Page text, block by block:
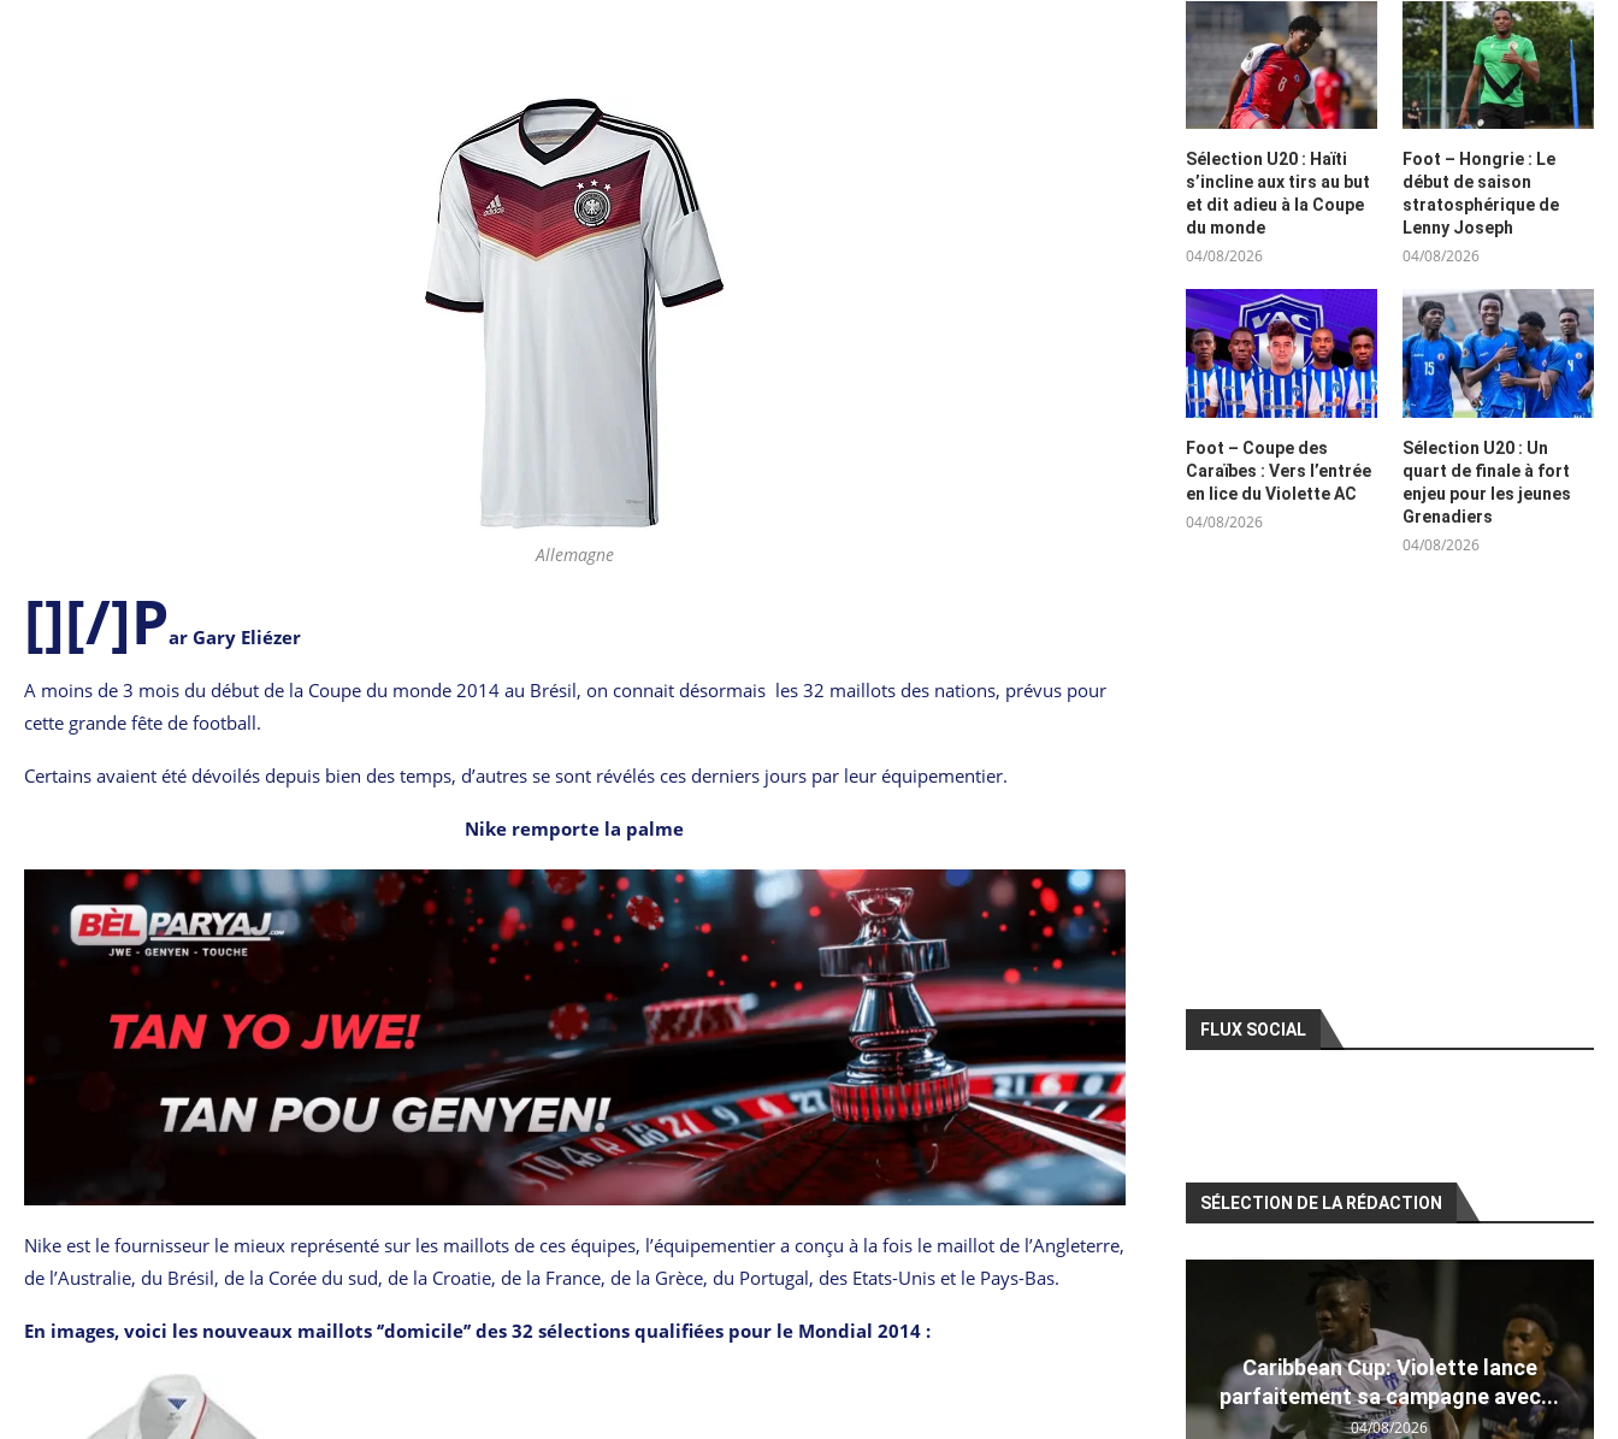
Allemagne
[][/]Par Gary Eliézer
A moins de 3 mois du début de la Coupe du monde 2014 au Brésil, on connait désormais les 32 maillots des nations, prévus pour
cette grande fête de football.
Certains avaient été dévoilés depuis bien des temps, d’autres se sont révélés ces derniers jours par leur équipementier.
Nike remporte la palme
Nike est le fournisseur le mieux représenté sur les maillots de ces équipes, l’équipementier a conçu à la fois le maillot de l’Angleterre,
de l’Australie, du Brésil, de la Corée du sud, de la Croatie, de la France, de la Grèce, du Portugal, des Etats-Unis et le Pays-Bas.
En images, voici les nouveaux maillots ‘’domicile’’ des 32 sélections qualifiées pour le Mondial 2014 :
Sélection U20 : Haïti
s’incline aux tirs au but
et dit adieu à la Coupe
du monde
04/08/2026
Foot – Hongrie : Le
début de saison
stratosphérique de
Lenny Joseph
04/08/2026
Foot – Coupe des
Caraïbes : Vers l’entrée
en lice du Violette AC
04/08/2026
Sélection U20 : Un
quart de finale à fort
enjeu pour les jeunes
Grenadiers
04/08/2026
FLUX SOCIAL
SÉLECTION DE LA RÉDACTION
Caribbean Cup: Violette lance
parfaitement sa campagne avec...
04/08/2026